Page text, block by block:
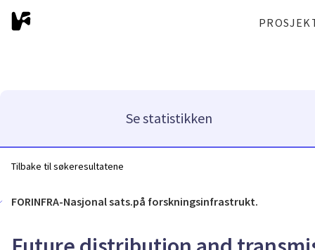
Se statistikken
Tilbake til søkeresultatene
FORINFRA-Nasjonal sats.på forskningsinfrastrukt.